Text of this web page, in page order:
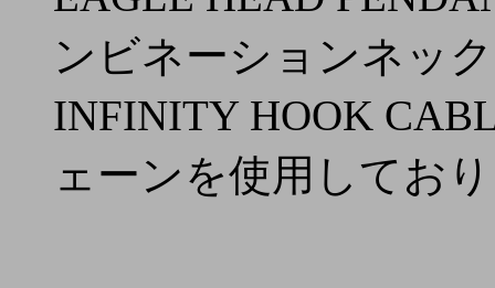
ンビネーションネッ
INFINITY HOOK
ェーンを使用してお